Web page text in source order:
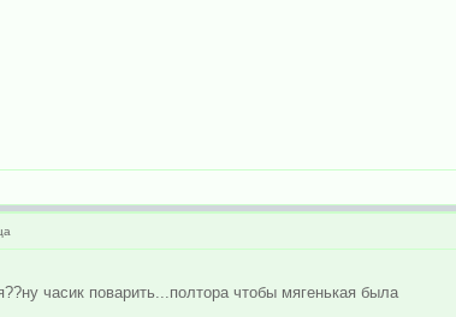
часик поварить...полтора чтобы мягенькая была